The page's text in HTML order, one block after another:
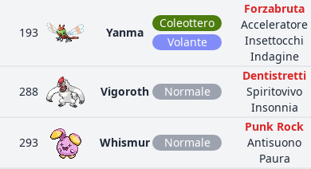
193 Yanma
Coleottero
Volante
Forzabruta
Acceleratore
Insettocchi
Indagine
288 Vigoroth Normale
Dentistretti
Spiritovivo
Insonnia
293 Whismur Normale
Punk Rock
Antisuono
Paura